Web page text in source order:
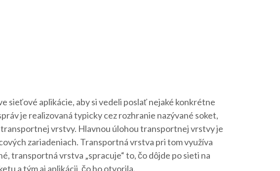
sieťové aplikácie, aby si vedeli poslať nejaké konkrétne
je realizovaná typicky cez rozhranie nazývané soket,
vrstvy. Hlavnou úlohou transportnej vrstvy je
zariadeniach. Transportná vrstva pri tom využíva
transportná vrstva „spracuje“ to, čo dôjde po sieti na
a tým aj aplikácii, čo ho otvorila.